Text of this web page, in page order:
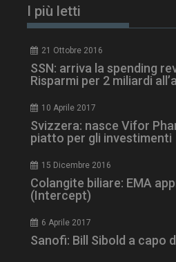
I più letti
21 Ottobre 2016
SSN: arriva la spending
Risparmi per 2 miliardi
10 Aprile 2017
Svizzera: nasce Vifor
piatto per gli investimenti
15 Dicembre 2016
Colangite biliare: EMA
(Intercept)
6 Aprile 2017
Sanofi: Bill Sibold a capo
tracking-sites-
ironfish-session-id